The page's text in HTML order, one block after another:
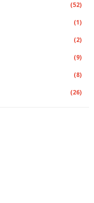
(52)
(1)
(2)
(9)
(8)
(26)